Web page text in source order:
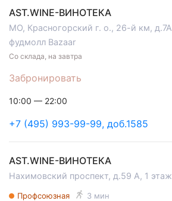
AST.WINE-ВИНОТЕКА
МО, Красногорский г. о., 26-й км,
фудмолл Bazaar
Забронировать
Со склада, на завтра
+7 (495) 993-99-99, доб.1585
10:00 — 22:00
AST.WINE-ВИНОТЕКА
Нахимовский проспект, д.59 А, 1 этаж
Профсоюзная 3 мин